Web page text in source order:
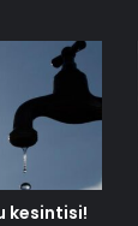
kesintisi!